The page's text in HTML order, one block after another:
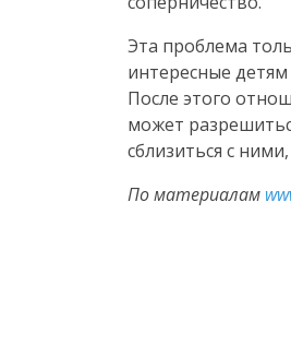
Эта проблема
интересные
После этого
может
сблизиться с
По материалам